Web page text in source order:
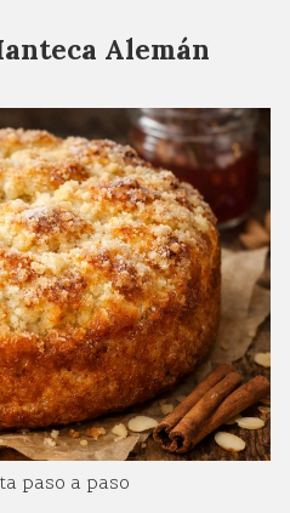
Alemán
paso a paso